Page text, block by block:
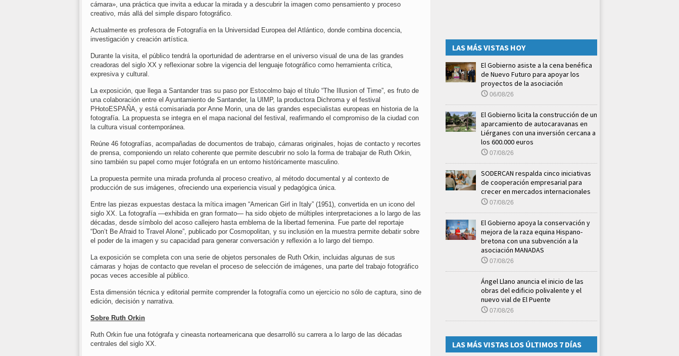
cámara», una práctica que invita a educar la mirada y a descubrir la imagen como pensamiento y proceso
creativo, más allá del simple disparo fotográfico.
Actualmente es profesora de Fotografía en la Universidad Europea del Atlántico, donde combina docencia,
investigación y creación artística.
Durante la visita, el público tendrá la oportunidad de adentrarse en el universo visual de una de las grandes
creadoras del siglo XX y reflexionar sobre la vigencia del lenguaje fotográfico como herramienta crítica,
expresiva y cultural.
La exposición, que llega a Santander tras su paso por Estocolmo bajo el título “The Illusion of Time”, es fruto de
una colaboración entre el Ayuntamiento de Santander, la UIMP, la productora Dichroma y el festival
PHotoESPAÑA, y está comisariada por Anne Morin, una de las grandes especialistas europeas en historia de la
fotografía. La propuesta se integra en el mapa nacional del festival, reafirmando el compromiso de la ciudad con
la cultura visual contemporánea.
Reúne 46 fotografías, acompañadas de documentos de trabajo, cámaras originales, hojas de contacto y recortes
de prensa, componiendo un relato coherente que permite descubrir no solo la forma de trabajar de Ruth Orkin,
sino también su papel como mujer fotógrafa en un entorno históricamente masculino.
La propuesta permite una mirada profunda al proceso creativo, al método documental y al contexto de
producción de sus imágenes, ofreciendo una experiencia visual y pedagógica única.
Entre las piezas expuestas destaca la mítica imagen “American Girl in Italy” (1951), convertida en un icono del
siglo XX. La fotografía —exhibida en gran formato— ha sido objeto de múltiples interpretaciones a lo largo de las
décadas, desde símbolo del acoso callejero hasta emblema de la libertad femenina. Fue parte del reportaje
“Don’t Be Afraid to Travel Alone”, publicado por Cosmopolitan, y su inclusión en la muestra permite debatir sobre
el poder de la imagen y su capacidad para generar conversación y reflexión a lo largo del tiempo.
La exposición se completa con una serie de objetos personales de Ruth Orkin, incluidas algunas de sus
cámaras y hojas de contacto que revelan el proceso de selección de imágenes, una parte del trabajo fotográfico
pocas veces accesible al público.
Esta dimensión técnica y editorial permite comprender la fotografía como un ejercicio no sólo de captura, sino de
edición, decisión y narrativa.
Sobre Ruth Orkin
Ruth Orkin fue una fotógrafa y cineasta norteamericana que desarrolló su carrera a lo largo de las décadas
centrales del siglo XX.
LAS MÁS VISTAS HOY
El Gobierno asiste a la cena benéfica
de Nuevo Futuro para apoyar los
proyectos de la asociación
06/08/26
El Gobierno licita la construcción de un
aparcamiento de autocaravanas en
Liérganes con una inversión cercana a
los 600.000 euros
07/08/26
SODERCAN respalda cinco iniciativas
de cooperación empresarial para
crecer en mercados internacionales
07/08/26
El Gobierno apoya la conservación y
mejora de la raza equina Hispano-
bretona con una subvención a la
asociación MANADAS
07/08/26
Ángel Llano anuncia el inicio de las
obras del edificio polivalente y el
nuevo vial de El Puente
07/08/26
LAS MÁS VISTAS LOS ÚLTIMOS 7 DÍAS